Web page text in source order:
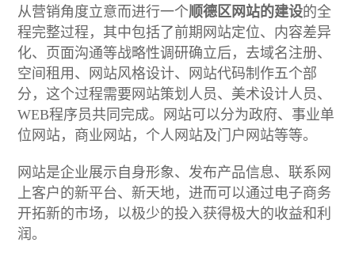
从营销角度立意而进行一个顺德区网站的建设的全
程完整过程，其中包括了前期网站定位、内容差异
化、页面沟通等战略性调研确立后，去域名注册、
空间租用、网站风格设计、网站代码制作五个部
分，这个过程需要网站策划人员、美术设计人员、
WEB程序员共同完成。网站可以分为政府、事业单
位网站，商业网站，个人网站及门户网站等等。
网站是企业展示自身形象、发布产品信息、联系网
上客户的新平台、新天地，进而可以通过电子商务
开拓新的市场，以极少的投入获得极大的收益和利
润。